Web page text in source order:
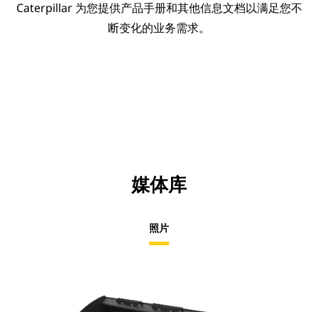
Caterpillar 为您提供产品手册和其他信息文档以满足您不
断变化的业务需求。
媒体库
照片